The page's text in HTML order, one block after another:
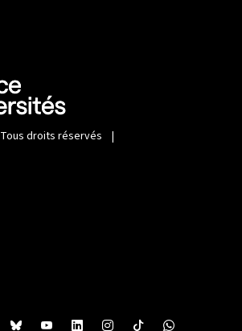
Tous droits réservés |